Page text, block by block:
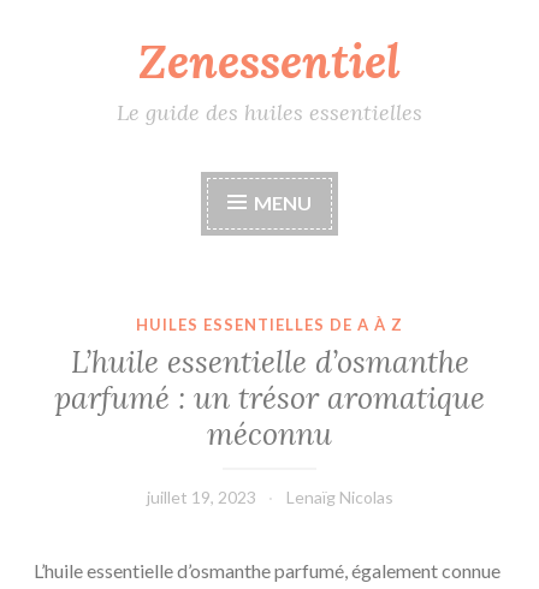
Zenessentiel
Le guide des huiles essentielles
MENU
HUILES ESSENTIELLES DE A À Z
L’huile essentielle d’osmanthe
parfumé : un trésor aromatique
méconnu
juillet 19, 2023 Lenaïg Nicolas
L’huile essentielle d’osmanthe parfumé, également connue